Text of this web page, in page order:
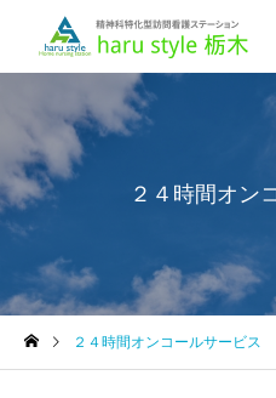
２４時間オン
２４時間オンコールサービス